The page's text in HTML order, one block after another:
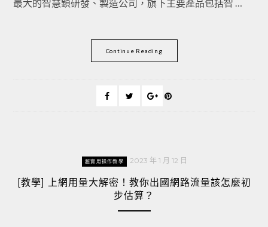
最大的智慧鎖研發、製造公司，旗下主要產品包括智 …
Continue Reading
超實用操作教學 2023 年 1 月 12 日
[教學] 上網用量大解密！教你出國網路流量該怎麼初
步估算？